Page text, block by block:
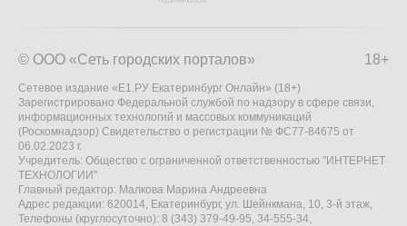
18+
© ООО «Сеть городских порталов»
Сетевое издание «Е1.РУ Екатеринбург Онлайн» (18+)
Зарегистрировано Федеральной службой по надзору в сфере связи,
информационных технологий и массовых коммуникаций
(Роскомнадзор) Свидетельство о регистрации № ФС77-84675 от
06.02.2023 г.
Учредитель: Общество с ограниченной ответственностью "ИНТЕРНЕТ
ТЕХНОЛОГИИ"
Главный редактор: Малкова Марина Андреевна
Адрес редакции: 620014, Екатеринбург, ул. Шейнкмана, 10, 3-й этаж,
Телефоны (круглосуточно): 8 (343) 379-49-95, 34-555-34,